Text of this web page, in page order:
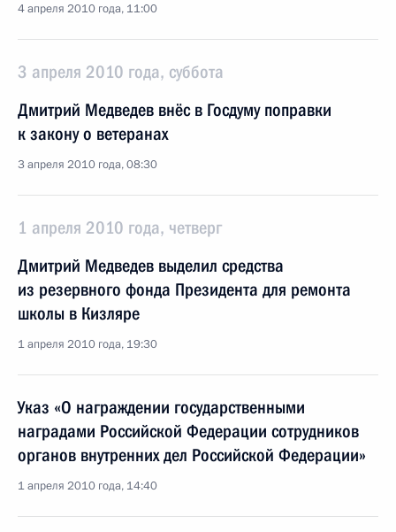
4 апреля 2010 года, 11:00
3 апреля 2010 года, суббота
Дмитрий Медведев внёс в Госдуму поправки
к закону о ветеранах
3 апреля 2010 года, 08:30
1 апреля 2010 года, четверг
Дмитрий Медведев выделил средства
из резервного фонда Президента для ремонта
школы в Кизляре
1 апреля 2010 года, 19:30
Указ «О награждении государственными
наградами Российской Федерации сотрудников
органов внутренних дел Российской Федерации»
1 апреля 2010 года, 14:40